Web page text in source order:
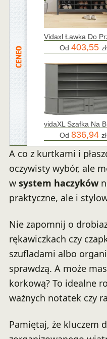
Od 403,55 zł
Od 836,94 zł
A co z kurtkami i
oczywisty wybór, ale
w system haczyków
praktyczne, ale i
Nie zapomnij o
rękawiczkach czy
szufladami albo
sprawdzą. A może
korkową? To idealne
ważnych notatek czy
Pamiętaj, że kluczem